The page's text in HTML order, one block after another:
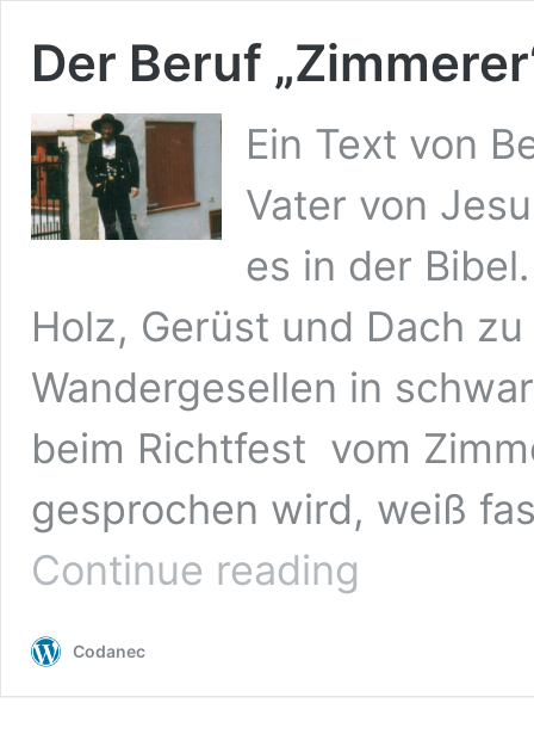
Der Beruf
Ein Text von
Vater von
es in der
Holz, Gerüst und Dach
Wandergesellen in
beim Richtfest vom
gesprochen wird, weiß
Continue reading
Codanec